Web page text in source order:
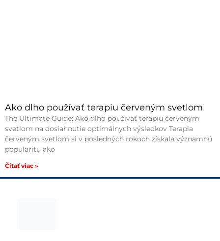
Ako dlho používať terapiu červeným svetlom
The Ultimate Guide: Ako dlho používať terapiu červeným
svetlom na dosiahnutie optimálnych výsledkov Terapia
červeným svetlom si v posledných rokoch získala významnú
popularitu ako
Čítať viac »